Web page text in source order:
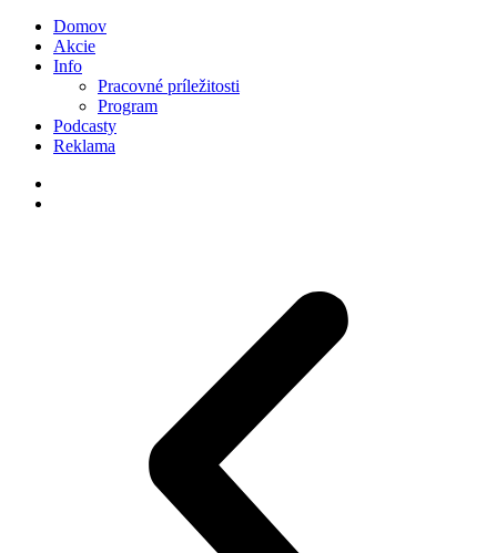
Domov
Akcie
Info
Pracovné príležitosti
Program
Podcasty
Reklama